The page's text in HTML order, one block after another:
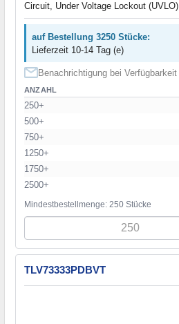
Circuit, Under Voltage Lockout (UVLO)
auf Bestellung 3250 Stücke:
Lieferzeit 10-14 Tag (e)
Benachrichtigung bei Verfügbarkeit
ANZAHL
250+
500+
750+
1250+
1750+
2500+
Mindestbestellmenge: 250 Stücke
TLV73333PDBVT